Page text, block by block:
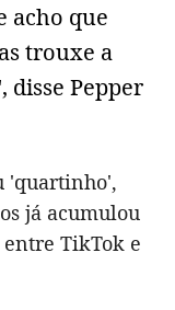
acho que
trouxe a
disse Pepper
'quartinho',
já acumulou
entre TikTok e